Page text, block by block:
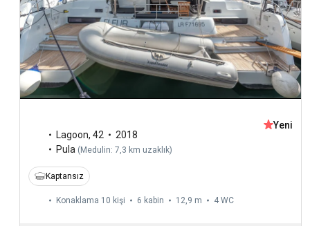
Lagoon, 42
2018
Pula (Medulin: 7,3 km uzaklık)
Yeni
Kaptansız
Konaklama 10 kişi 6 kabin 12,9 m 4 WC